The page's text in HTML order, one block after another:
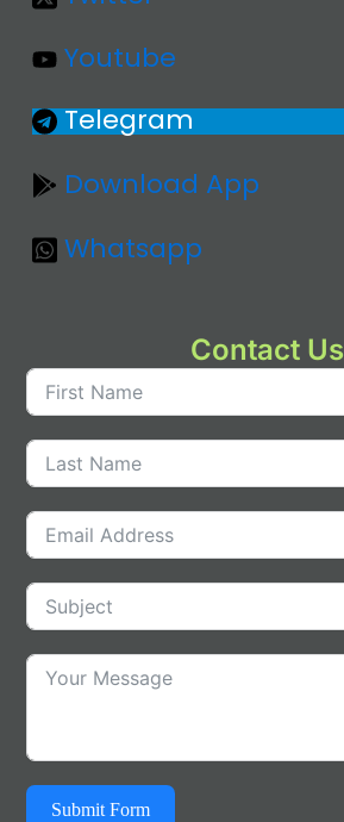
Youtube
Telegram
Download App
Whatsapp
Contact Us
Submit Form